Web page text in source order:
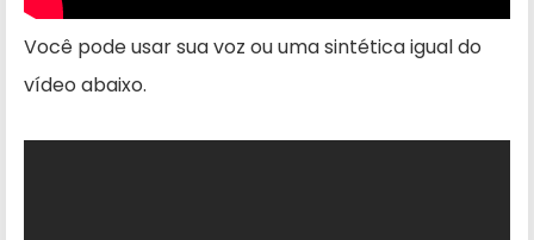
Você pode usar sua voz ou uma sintética igual do
vídeo abaixo.